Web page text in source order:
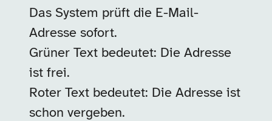
Das System prüft die E-Mail-
Adresse sofort.
Grüner Text bedeutet: Die Adresse
ist frei.
Roter Text bedeutet: Die Adresse ist
schon vergeben.